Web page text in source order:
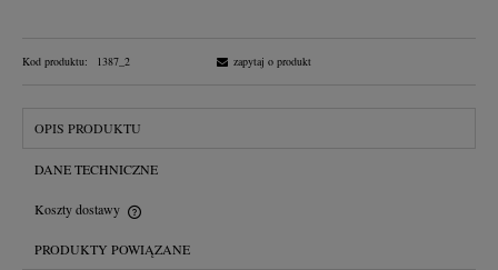
Kod produktu: 1387_2 zapytaj o produkt
OPIS PRODUKTU
DANE TECHNICZNE
Koszty dostawy
Cena nie zawiera ewentualnych kosztów płatności
PRODUKTY POWIĄZANE